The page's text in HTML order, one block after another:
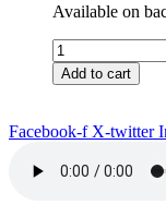
Available on
Lot
de
thés
Mighty
Banane
Deluxe
Add to cart
Facebook-f X-twitter